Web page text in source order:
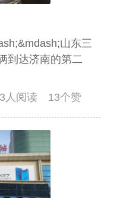
山东三
到达济南的第二
人阅读 13个赞